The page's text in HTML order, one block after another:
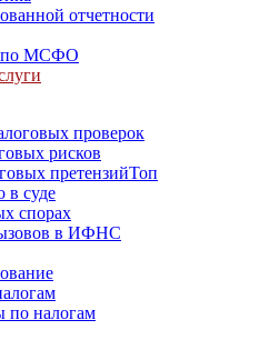
отчетности
по МСФО
проверок
рисков
претензийТоп
в суде
спорах
в ИФНС
по налогам